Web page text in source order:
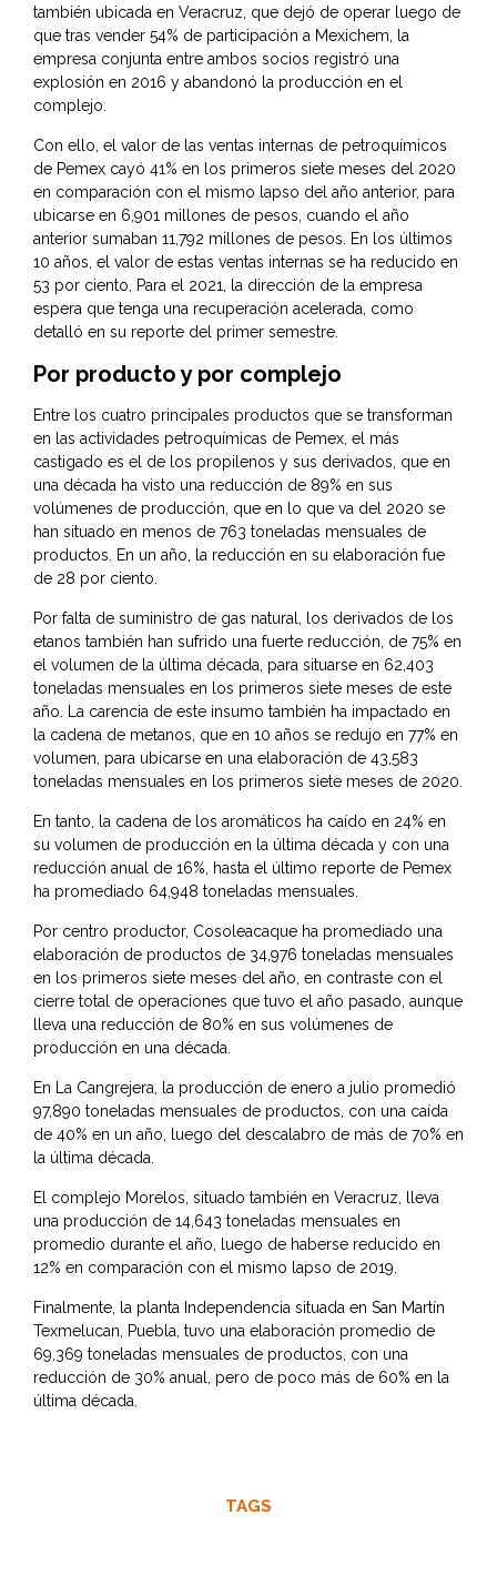
también ubicada en Veracruz, que dejó de operar luego de
que tras vender 54% de participación a Mexichem, la
empresa conjunta entre ambos socios registró una
explosión en 2016 y abandonó la producción en el
complejo.
Con ello, el valor de las ventas internas de petroquímicos
de Pemex cayó 41% en los primeros siete meses del 2020
en comparación con el mismo lapso del año anterior, para
ubicarse en 6,901 millones de pesos, cuando el año
anterior sumaban 11,792 millones de pesos. En los últimos
10 años, el valor de estas ventas internas se ha reducido en
53 por ciento, Para el 2021, la dirección de la empresa
espera que tenga una recuperación acelerada, como
detalló en su reporte del primer semestre.
Por producto y por complejo
Entre los cuatro principales productos que se transforman
en las actividades petroquímicas de Pemex, el más
castigado es el de los propilenos y sus derivados, que en
una década ha visto una reducción de 89% en sus
volúmenes de producción, que en lo que va del 2020 se
han situado en menos de 763 toneladas mensuales de
productos. En un año, la reducción en su elaboración fue
de 28 por ciento.
Por falta de suministro de gas natural, los derivados de los
etanos también han sufrido una fuerte reducción, de 75% en
el volumen de la última década, para situarse en 62,403
toneladas mensuales en los primeros siete meses de este
año. La carencia de este insumo también ha impactado en
la cadena de metanos, que en 10 años se redujo en 77% en
volumen, para ubicarse en una elaboración de 43,583
toneladas mensuales en los primeros siete meses de 2020.
En tanto, la cadena de los aromáticos ha caído en 24% en
su volumen de producción en la última década y con una
reducción anual de 16%, hasta el último reporte de Pemex
ha promediado 64,948 toneladas mensuales.
Por centro productor, Cosoleacaque ha promediado una
elaboración de productos de 34,976 toneladas mensuales
en los primeros siete meses del año, en contraste con el
cierre total de operaciones que tuvo el año pasado, aunque
lleva una reducción de 80% en sus volúmenes de
producción en una década.
En La Cangrejera, la producción de enero a julio promedió
97,890 toneladas mensuales de productos, con una caída
de 40% en un año, luego del descalabro de más de 70% en
la última década.
El complejo Morelos, situado también en Veracruz, lleva
una producción de 14,643 toneladas mensuales en
promedio durante el año, luego de haberse reducido en
12% en comparación con el mismo lapso de 2019.
Finalmente, la planta Independencia situada en San Martín
Texmelucan, Puebla, tuvo una elaboración promedio de
69,369 toneladas mensuales de productos, con una
reducción de 30% anual, pero de poco más de 60% en la
última década.
TAGS